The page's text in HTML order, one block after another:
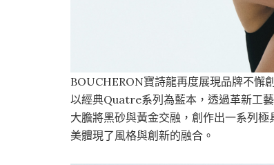
BOUCHERON寶詩龍再度展現品牌不懈
以經典Quatre系列為藍本，透過革新工
大膽將黑砂與黃金交融，創作出一系列
美體現了風格與創新的融合。